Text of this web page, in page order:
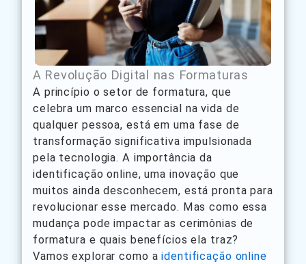
A Revolução Digital nas Formaturas
A princípio o setor de formatura, que
celebra um marco essencial na vida de
qualquer pessoa, está em uma fase de
transformação significativa impulsionada
pela tecnologia. A importância da
identificação online, uma inovação que
muitos ainda desconhecem, está pronta para
revolucionar esse mercado. Mas como essa
mudança pode impactar as cerimônias de
formatura e quais benefícios ela traz?
Vamos explorar como aidentificação online